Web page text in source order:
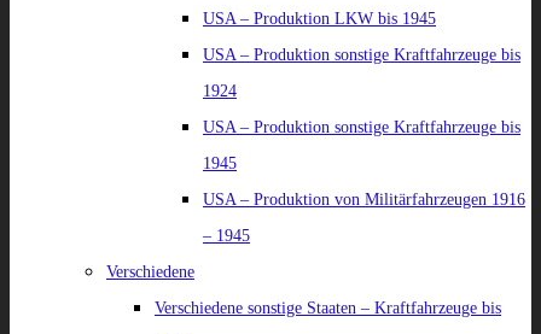
USA – Produktion LKW bis 1945
USA – Produktion sonstige Kraftfahrzeuge bis
1924
USA – Produktion sonstige Kraftfahrzeuge bis
1945
USA – Produktion von Militärfahrzeugen 1916
– 1945
Verschiedene
Verschiedene sonstige Staaten – Kraftfahrzeuge bis